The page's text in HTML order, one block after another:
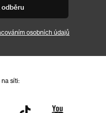
odběru
osobních údajů
síti: